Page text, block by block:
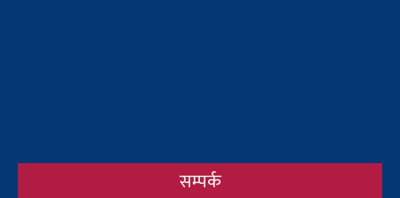
सम्पर्क